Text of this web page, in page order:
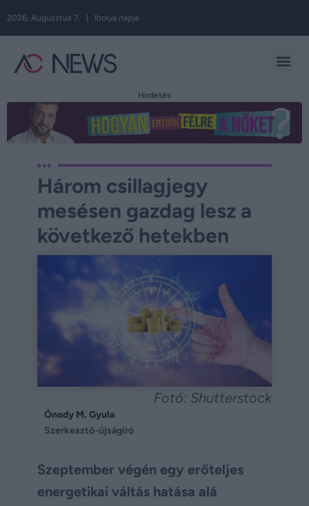
2026. Augusztus 7. | Ibolya napja
Hirdetés
Három csillagjegy
mesésen gazdag lesz a
következő hetekben
Fotó: Shutterstock
Ónody M. Gyula
Szerkesztő-újságíró
Szeptember végén egy erőteljes
energetikai váltás hatása alá